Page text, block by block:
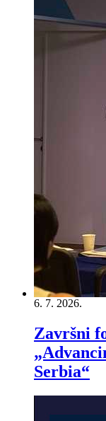
6. 7. 2026.
Završni
Serbia“